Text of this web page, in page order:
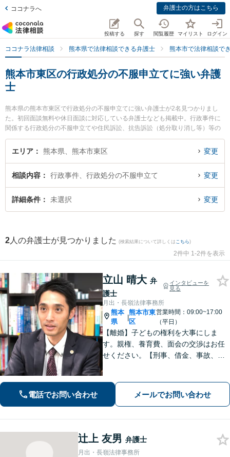
ココナラへ 弁護士の方はこちら
投稿する 探す 閲覧履歴 マイリスト ログイン
ココナラ法律相談 熊本県で法律相談できる弁護士 熊本市で法律相談で
熊本市東区の行政処分の不服申立てに強い弁護
士
熊本県の熊本市東区で行政処分の不服申立てに強い弁護士が2名見つかりまし
た。初回面談無料や休日面談に対応している弁護士なども掲載中。行政事件に
関係する行政処分の不服申立てや住民訴訟、抗告訴訟（処分取り消し等）等の
細かな分野での絞り込み検索もでき便利です。特に月出・長嶺法律事務所の立
山 晴大弁護士や月出・長嶺法律事務所の辻上 友男弁護士のプロフィール情報や
処分の不服申立てのトラブル解決の実績豊富な近くの弁護士を検索したい』
『初回相談無料で行政処分の不服申立てを法律相談できる熊本市東区内の弁護
士に相談予約したい』などでお困りの相談者さんにおすすめです。
エリア 熊本県、熊本市東区 変更
相談内容 行政事件、行政処分の不服申立て 変更
詳細条件 未選択 変更
2 人の弁護士が見つかりました (検索結果について詳しくは こちら)
2件中 1-2件を表示
立山 晴大 弁
護士
インタビューを
見る
月出・長嶺法律事務所
熊本
県
|
熊本市東
区
営業時間：09:00~17:00
（平日）
【離婚】子どもの権利を大事にしま
す。親権、養育費、面会の交渉はお任
せください。【刑事、借金、事故、労
いは豊富な経験あり。
電話でお問い合わせ メールでお問い合わせ
辻上 友男 弁護士
月出・長嶺法律事務所